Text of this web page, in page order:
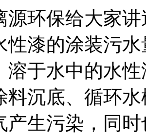
源环保给大家
性漆的涂装污
溶于水中的水
料沉底、循环
产生污染，同